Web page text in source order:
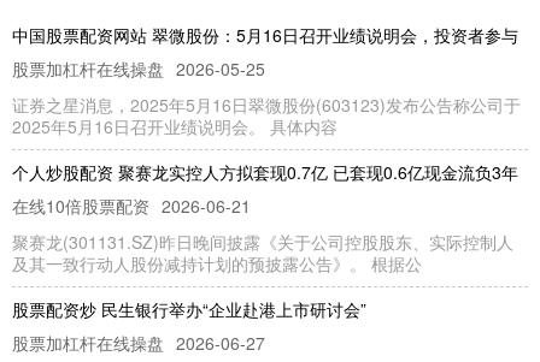
中国股票配资网站 翠微股份：5月16日召开业绩说明会，投资者参与
股票加杠杆在线操盘 2026-05-25
证券之星消息，2025年5月16日翠微股份(603123)发布公告称公司于
2025年5月16日召开业绩说明会。 具体内容
个人炒股配资 聚赛龙实控人方拟套现0.7亿 已套现0.6亿现金流负3年
在线10倍股票配资 2026-06-21
聚赛龙(301131.SZ)昨日晚间披露《关于公司控股股东、实际控制人
及其一致行动人股份减持计划的预披露公告》。 根据公
股票配资炒 民生银行举办“企业赴港上市研讨会”
股票加杠杆在线操盘 2026-06-27